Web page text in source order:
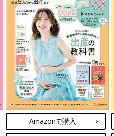
Amazonで購入